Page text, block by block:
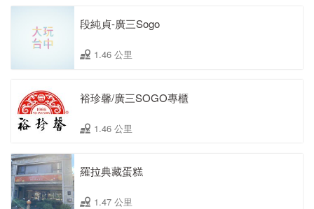
段純貞-廣三Sogo
1.46 公里
裕珍馨/廣三SOGO專櫃
1.46 公里
羅拉典藏蛋糕
1.47 公里